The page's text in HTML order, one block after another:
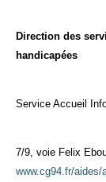
Direction des
handicapées
Service Accueil
7/9, voie Felix
www.cg94.fr/aides/